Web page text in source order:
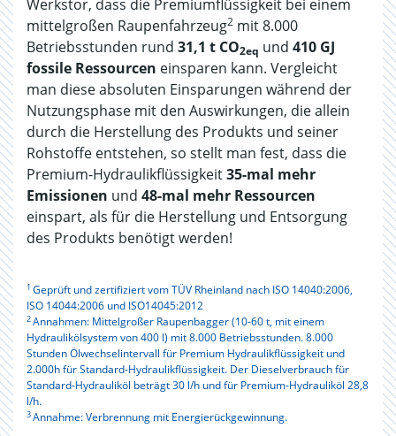
Werkstor, dass die Premiumflüssigkeit bei einem
mittelgroßen Raupenfahrzeug2 mit 8.000
Betriebsstunden rund 31,1 t CO2eq und 410 GJ
fossile Ressourcen einsparen kann. Vergleicht
man diese absoluten Einsparungen während der
Nutzungsphase mit den Auswirkungen, die allein
durch die Herstellung des Produkts und seiner
Rohstoffe entstehen, so stellt man fest, dass die
Premium-Hydraulikflüssigkeit35-mal mehr
Emissionen und 48-mal mehr Ressourcen
einspart, als für die Herstellung und Entsorgung
des Produkts benötigt werden!
1 Geprüft und zertifiziert vom TÜV Rheinland nach ISO 14040:2006,
ISO 14044:2006 und ISO14045:2012
2Annahmen: Mittelgroßer Raupenbagger (10-60 t, mit einem
Hydraulikölsystem von 400 l) mit 8.000 Betriebsstunden. 8.000
Stunden Ölwechselintervall für Premium Hydraulikflüssigkeit und
2.000h für Standard-Hydraulikflüssigkeit. Der Dieselverbrauch für
Standard-Hydrauliköl beträgt 30 l/h und für Premium-Hydrauliköl 28,8
l/h.
3Annahme: Verbrennung mit Energierückgewinnung.